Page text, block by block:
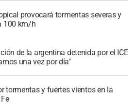
provocará tormentas severas y
100 km/h
de la argentina detenida por el ICE
una vez por día"
tormentas y fuertes vientos en la